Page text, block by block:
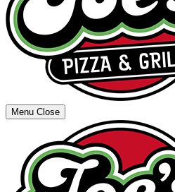
Menu Close